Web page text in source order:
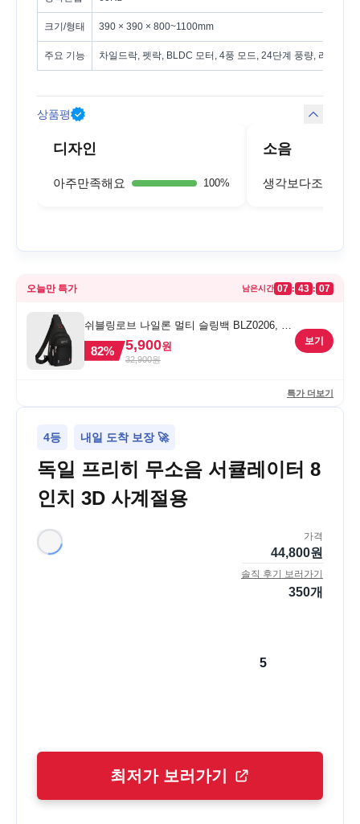
크기/형태 390 × 390 × 800~1100mm
주요 기능 차일드락, 펫락, BLDC 모터, 4풍 모드, 24단계 풍량, 리모컨
상품평
디자인
아주만족해요 100%
소음
생각보다조용해요
오늘만 특가 남은시간 07 : 43 : 07
쉬블링로브 나일론 멀티 슬링백 BLZ0206, 블
랙, FREE
82% 5,900원
32,900원
보기
특가 더보기
4등 내일 도착 보장 🚀
독일 프리히 무소음 서큘레이터 8
인치 3D 사계절용
가격
44,800원
솔직 후기 보러가기
350개
5
최저가 보러가기